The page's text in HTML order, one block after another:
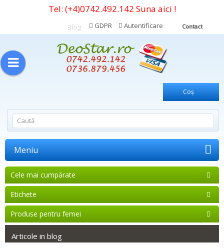
Tel: (+4)0742.492.142 Suna aici !
Contact
Autentificare
GDPR
Blog
Coş
Meniu
Cele mai cumpărate
Etichete
Produse pentru femei
Articole in blog